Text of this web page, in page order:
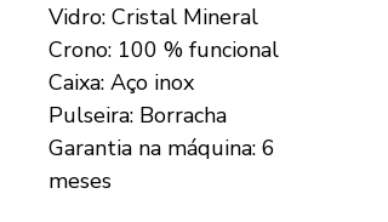
Vidro: Cristal Mineral
Crono: 100 % funcional
Caixa: Aço inox
Pulseira: Borracha
Garantia na máquina: 6
meses